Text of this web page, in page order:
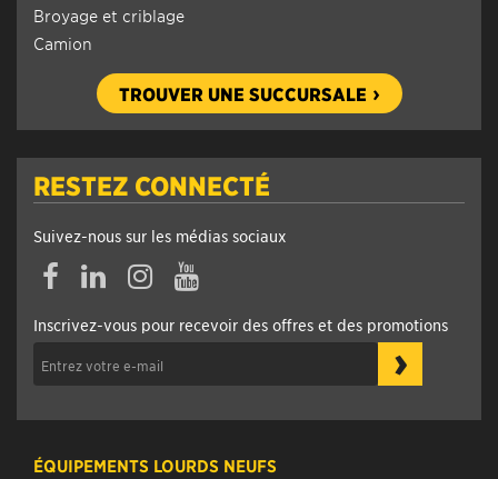
Broyage et criblage
Camion
TROUVER UNE SUCCURSALE
RESTEZ CONNECTÉ
Suivez-nous sur les médias sociaux
Inscrivez-vous pour recevoir des offres et des promotions
›
ÉQUIPEMENTS LOURDS NEUFS